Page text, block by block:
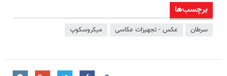
برچسب‌ها
سرطان عکس - تجهیزات عکاسی میکروسکوپ